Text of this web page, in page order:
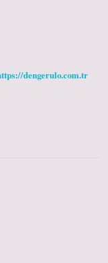
dengerulo.com.tr